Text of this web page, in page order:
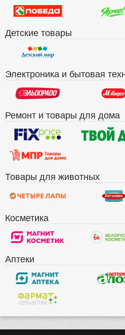
Детские товары
Электроника и бытовая
Ремонт и товары для дома
Товары для животных
Косметика
Аптеки